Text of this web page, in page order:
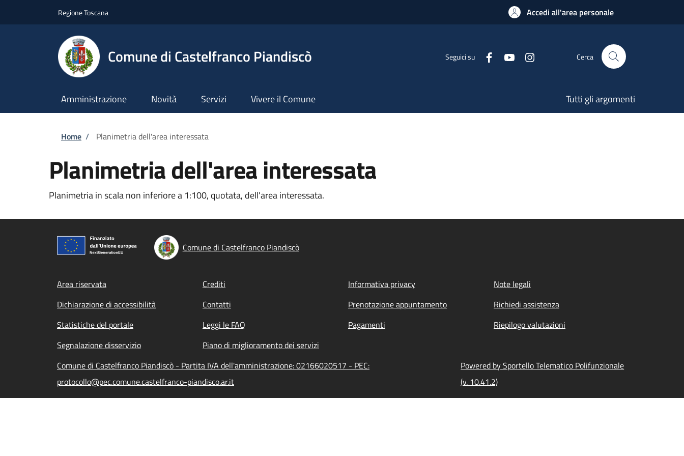
Regione Toscana Accedi all'area personale
Comune di Castelfranco Piandiscò Seguici su Cerca
Amministrazione Novità Servizi Vivere il Comune Tutti gli argomenti
Briciole di pane
Home / Planimetria dell'area interessata
Planimetria dell'area interessata
Planimetria in scala non inferiore a 1:100, quotata, dell'area interessata.
Comune di Castelfranco Piandiscò
Footer menu
Area riservata Crediti Informativa privacy
Note legali
Dichiarazione di accessibilità
Contatti Prenotazione appuntamento
Richiedi assistenza
Statistiche del portale
Leggi le FAQ Pagamenti
Riepilogo valutazioni
Segnalazione disservizio
Piano di miglioramento dei servizi
Comune di Castelfranco Piandiscò - Partita IVA dell'amministrazione: 02166020517 - PEC:
protocollo@pec.comune.castelfranco-piandisco.ar.it
Powered by Sportello Telematico Polifunzionale
(v. 10.41.2)